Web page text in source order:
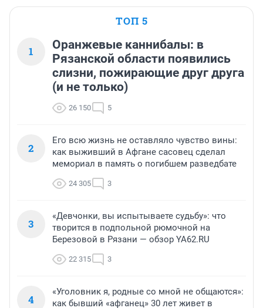
ТОП 5
1
Оранжевые каннибалы: в
Рязанской области появились
слизни, пожирающие друг друга
(и не только)
26 150 5
2
Его всю жизнь не оставляло чувство вины:
как выживший в Афгане сасовец сделал
мемориал в память о погибшем разведбате
24 305 3
3
«Девчонки, вы испытываете судьбу»: что
творится в подпольной рюмочной на
Березовой в Рязани — обзор YA62.RU
22 315 3
4
«Уголовник я, родные со мной не общаются»:
как бывший «афганец» 30 лет живет в